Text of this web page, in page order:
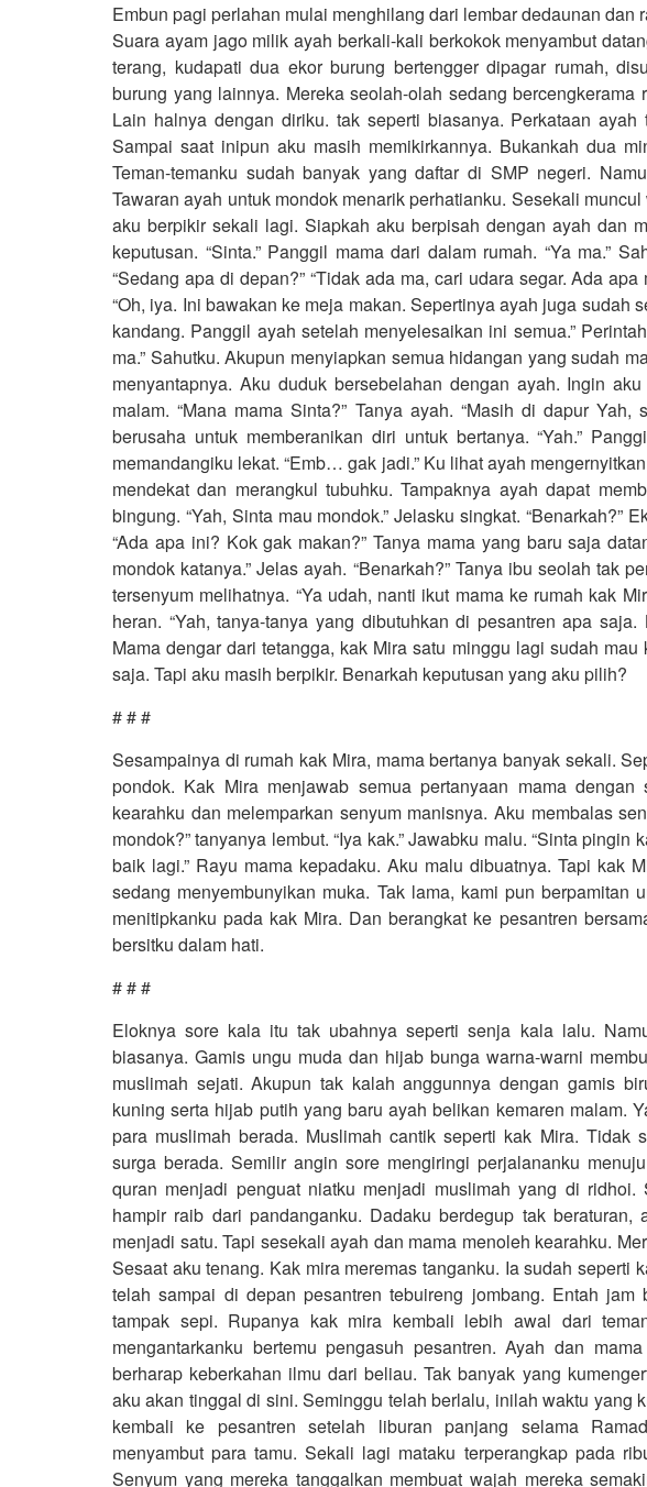
Embun pagi perlahan mulai menghilang dari lembar dedaunan dan
Suara ayam jago milik ayah berkali-kali berkokok menyambut
terang, kudapati dua ekor burung bertengger dipagar rumah,
burung yang lainnya. Mereka seolah-olah sedang
Lain halnya dengan diriku. tak seperti biasanya. Perkataan
Sampai saat inipun aku masih memikirkannya. Bukankah dua
Teman-temanku sudah banyak yang daftar di SMP negeri.
Tawaran ayah untuk mondok menarik perhatianku. Sesekali
aku berpikir sekali lagi. Siapkah aku berpisah dengan ayah dan
keputusan. “Sinta.” Panggil mama dari dalam rumah. “Ya ma.”
“Sedang apa di depan?” “Tidak ada ma, cari udara segar. Ada
“Oh, iya. Ini bawakan ke meja makan. Sepertinya ayah juga sudah
kandang. Panggil ayah setelah menyelesaikan ini semua.”
ma.” Sahutku. Akupun menyiapkan semua hidangan yang sudah
menyantapnya. Aku duduk bersebelahan dengan ayah. Ingin
malam. “Mana mama Sinta?” Tanya ayah. “Masih di dapur
berusaha untuk memberanikan diri untuk bertanya. “Yah.”
memandangiku lekat. “Emb… gak jadi.” Ku lihat ayah
mendekat dan merangkul tubuhku. Tampaknya ayah dapat
bingung. “Yah, Sinta mau mondok.” Jelasku singkat. “Benarkah?”
“Ada apa ini? Kok gak makan?” Tanya mama yang baru saja
mondok katanya.” Jelas ayah. “Benarkah?” Tanya ibu seolah tak
tersenyum melihatnya. “Ya udah, nanti ikut mama ke rumah kak
heran. “Yah, tanya-tanya yang dibutuhkan di pesantren apa
Mama dengar dari tetangga, kak Mira satu minggu lagi sudah mau
saja. Tapi aku masih berpikir. Benarkah keputusan yang aku pilih?
# # #
Sesampainya di rumah kak Mira, mama bertanya banyak sekali.
pondok. Kak Mira menjawab semua pertanyaan mama
kearahku dan melemparkan senyum manisnya. Aku membalas
mondok?” tanyanya lembut. “Iya kak.” Jawabku malu. “Sinta
baik lagi.” Rayu mama kepadaku. Aku malu dibuatnya. Tapi kak
sedang menyembunyikan muka. Tak lama, kami pun berpamitan
menitipkanku pada kak Mira. Dan berangkat ke pesantren
bersitku dalam hati.
# # #
Eloknya sore kala itu tak ubahnya seperti senja kala lalu.
biasanya. Gamis ungu muda dan hijab bunga warna-warni
muslimah sejati. Akupun tak kalah anggunnya dengan gamis
kuning serta hijab putih yang baru ayah belikan kemaren malam.
para muslimah berada. Muslimah cantik seperti kak Mira. Tidak
surga berada. Semilir angin sore mengiringi perjalananku
quran menjadi penguat niatku menjadi muslimah yang di
hampir raib dari pandanganku. Dadaku berdegup tak beraturan,
menjadi satu. Tapi sesekali ayah dan mama menoleh kearahku.
Sesaat aku tenang. Kak mira meremas tanganku. Ia sudah seperti
telah sampai di depan pesantren tebuireng jombang. Entah jam
tampak sepi. Rupanya kak mira kembali lebih awal dari
mengantarkanku bertemu pengasuh pesantren. Ayah dan
berharap keberkahan ilmu dari beliau. Tak banyak yang
aku akan tinggal di sini. Seminggu telah berlalu, inilah waktu yang
kembali ke pesantren setelah liburan panjang selama
menyambut para tamu. Sekali lagi mataku terperangkap pada
Senyum yang mereka tanggalkan membuat wajah mereka